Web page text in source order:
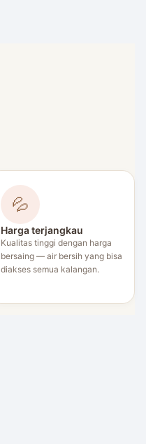
💦
Harga terjangkau
Kualitas tinggi dengan harga
bersaing — air bersih yang bisa
diakses semua kalangan.